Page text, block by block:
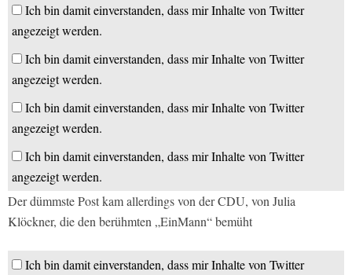
Ich bin damit einverstanden, dass mir Inhalte von Twitter
angezeigt werden.
Ich bin damit einverstanden, dass mir Inhalte von Twitter
angezeigt werden.
Ich bin damit einverstanden, dass mir Inhalte von Twitter
angezeigt werden.
Ich bin damit einverstanden, dass mir Inhalte von Twitter
angezeigt werden.
Der dümmste Post kam allerdings von der CDU, von Julia
Klöckner, die den berühmten „EinMann“ bemüht
Ich bin damit einverstanden, dass mir Inhalte von Twitter